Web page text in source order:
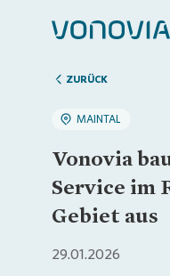
Zuhause finden
Mein Zuhause
Meine Stadt
ZURÜCK
MAINTAL
Vonovia
Service im
Gebiet aus
29.01.2026